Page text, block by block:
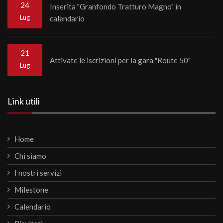
24
Lug
Inserita "Granfondo Tratturo Magno" in
calendario
21
Lug
Attivate le iscrizioni per la gara "Route 50"
Link utili
Home
Chi siamo
I nostri servizi
Milestone
Calendario